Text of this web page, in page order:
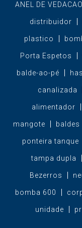
ANEL DE VEDACAO
distribuidor
plastico
Porta Espetos
balde-ao-pé
canalizada
alimentador
mangote baldes
ponteira tanque
tampa dupla
Bezerros
bomba 600
unidade